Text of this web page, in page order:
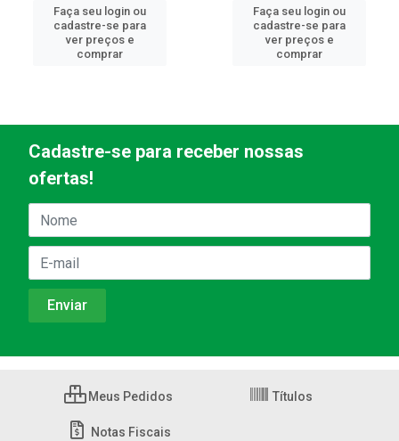
Faça seu login ou
cadastre-se para
ver preços e
comprar
Faça seu login ou
cadastre-se para
ver preços e
comprar
Cadastre-se para receber nossas
ofertas!
Meus Pedidos Títulos
Notas Fiscais